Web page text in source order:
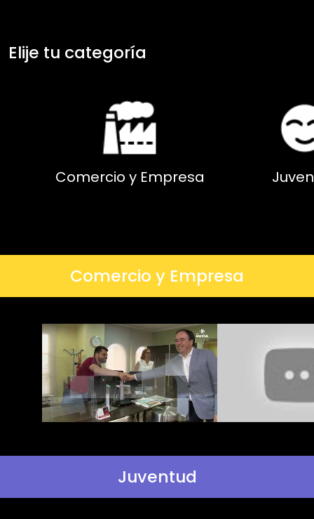
Elije tu categoría
Comercio y Empresa
Comercio y Empresa
Juventud